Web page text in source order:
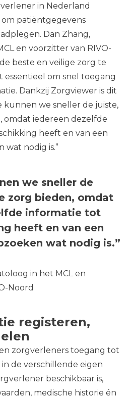
in Nederland
patiëntgegevens
Dan Zhang,
en voorzitter van RIVO-
beste en veilige zorg te
essentieel om snel toegang
Dankzij Zorgviewer is dit
kunnen we sneller de juiste,
omdat iedereen dezelfde
heeft en van een
wat nodig is.”
we sneller de
zorg bieden, omdat
informatie tot
heeft en van een
wat nodig is.”
in het MCL en
Noord
registeren,
zorgverleners toegang tot
de verschillende eigen
beschikbaar is,
medische historie én